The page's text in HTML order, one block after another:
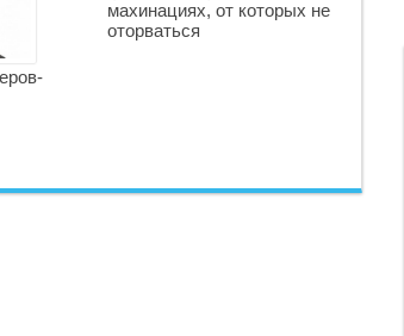
махинациях, от которых не
оторваться